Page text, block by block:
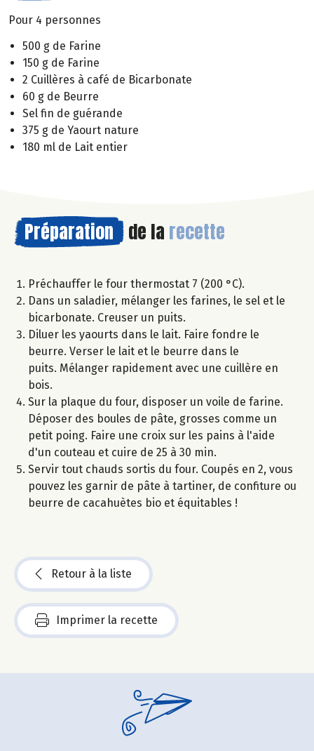
Pour 4 personnes
500 g de Farine
150 g de Farine
2 Cuillères à café de Bicarbonate
60 g de Beurre
Sel fin de guérande
375 g de Yaourt nature
180 ml de Lait entier
Préparation de la recette
Préchauffer le four thermostat 7 (200 °C).
Dans un saladier, mélanger les farines, le sel et le
bicarbonate. Creuser un puits.
Diluer les yaourts dans le lait. Faire fondre le
beurre. Verser le lait et le beurre dans le
puits. Mélanger rapidement avec une cuillère en
bois.
Sur la plaque du four, disposer un voile de farine.
Déposer des boules de pâte, grosses comme un
petit poing. Faire une croix sur les pains à l'aide
d'un couteau et cuire de 25 à 30 min.
Servir tout chauds sortis du four. Coupés en 2, vous
pouvez les garnir de pâte à tartiner, de confiture ou
beurre de cacahuètes bio et équitables !
Retour à la liste
Imprimer la recette